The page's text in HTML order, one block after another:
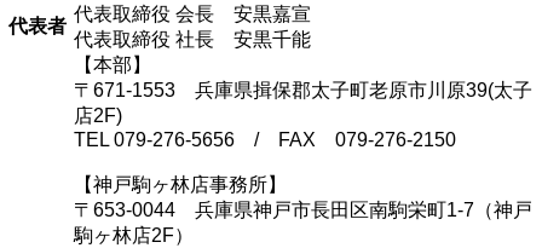
i
代表者
代表取締役 会長 安黒嘉宣
代表取締役 社長 安黒千能
【本部】
〒671-1553 兵庫県揖保郡太子町老原市川原39(太子
店2F)
TEL 079-276-5656 / FAX 079-276-2150
【神戸駒ヶ林店事務所】
〒653-0044 兵庫県神戸市長田区南駒栄町1-7（神戸
駒ヶ林店2F）